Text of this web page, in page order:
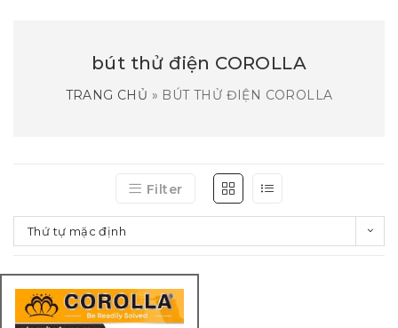
bút thử điện COROLLA
TRANG CHỦ » BÚT THỬ ĐIỆN COROLLA
Filter
Thứ tự mặc định